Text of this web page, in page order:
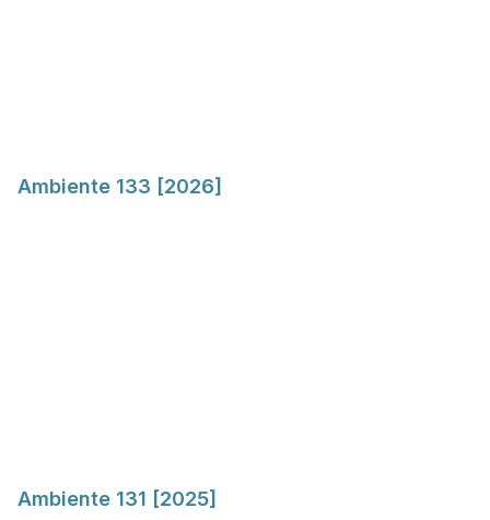
Ambiente 133 [2026]
Ambiente 131 [2025]